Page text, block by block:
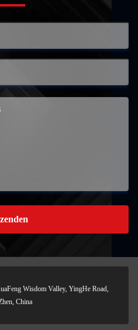
Wisdom Valley, YingHe Road,
China